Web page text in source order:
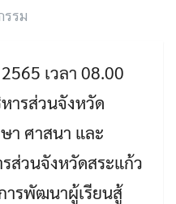
รรม
เวลา 08.00
ารส่วนจังหวัด
า ศาสนา และ
ส่วนจังหวัดสระแก้ว
ารพัฒนาผู้เรียนสู้